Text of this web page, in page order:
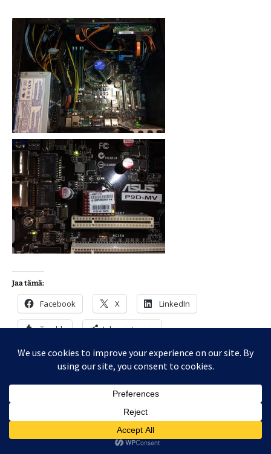
Jaa tämä:
Facebook X LinkedIn
Tumblr Jakamistapoja
Yksi kommentti tällä hetkellä
Muistivika tietokoneessa? Memtest86
auttaa muistien testaamisessa